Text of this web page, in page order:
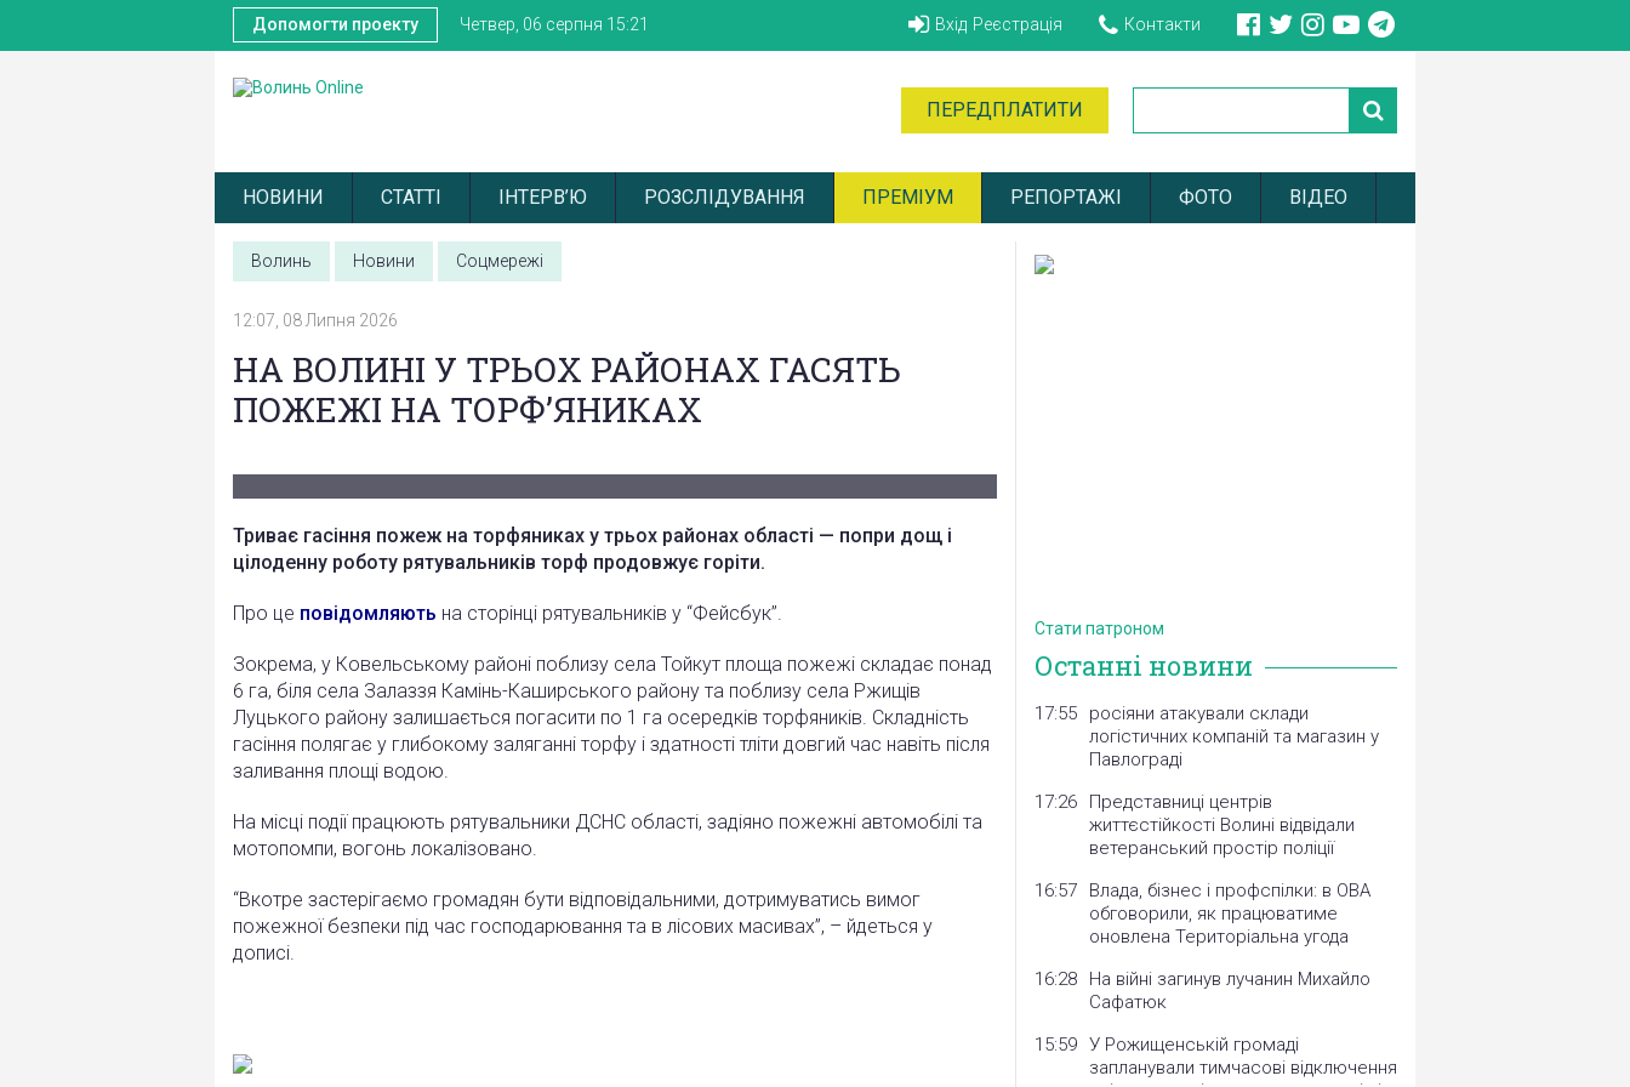
Допомогти проекту Четвер, 06 серпня 15:21 Контакти
Вхід Реєстрація
ПЕРЕДПЛАТИТИ
НОВИНИ СТАТТІ ІНТЕРВ’Ю РОЗСЛІДУВАННЯ ПРЕМІУМ РЕПОРТАЖІ ФОТО ВІДЕО
Волинь Новини Соцмережі
12:07, 08 Липня 2026
НА ВОЛИНІ У ТРЬОХ РАЙОНАХ ГАСЯТЬ
ПОЖЕЖІ НА ТОРФ’ЯНИКАХ
Триває гасіння пожеж на торфяниках у трьох районах області — попри дощ і
цілоденну роботу рятувальників торф продовжує горіти.
Про це повідомляють на сторінці рятувальників у “Фейсбук”.
Зокрема, у Ковельському районі поблизу села Тойкут площа пожежі складає понад
6 га, біля села Залаззя Камінь-Каширського району та поблизу села Ржищів
Луцького району залишається погасити по 1 га осередків торфяників. Складність
гасіння полягає у глибокому заляганні торфу і здатності тліти довгий час навіть після
заливання площі водою.
На місці події працюють рятувальники ДСНС області, задіяно пожежні автомобілі та
мотопомпи, вогонь локалізовано.
“Вкотре застерігаємо громадян бути відповідальними, дотримуватись вимог
пожежної безпеки під час господарювання та в лісових масивах”, – йдеться у
дописі.
Стати патроном
Останні новини
17:55
росіяни атакували склади
логістичних компаній та магазин у
Павлограді
17:26
Представниці центрів
життєстійкості Волині відвідали
ветеранський простір поліції
16:57
Влада, бізнес і профспілки: в ОВА
обговорили, як працюватиме
оновлена Територіальна угода
16:28
На війні загинув лучанин Михайло
Сафатюк
15:59 У Рожищенській громаді
запланували тимчасові відключення